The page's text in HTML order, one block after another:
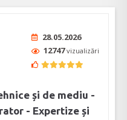
28.05.2026
12747vizualizări
și de mediu -
- Expertize și